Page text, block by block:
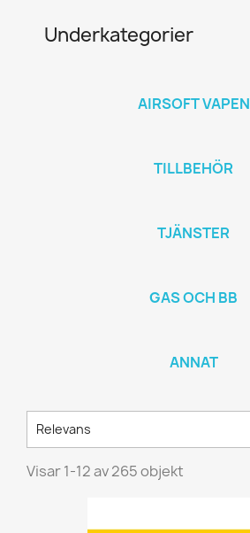
Underkategorier
AIRSOFT VAPEN
TILLBEHÖR
TJÄNSTER
GAS OCH BB
ANNAT
Relevans
Visar 1-12 av 265 objekt